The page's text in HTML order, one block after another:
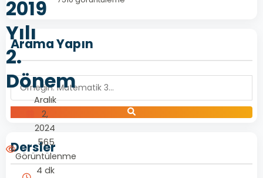
2019
Yılı
2.
Dönem
Aralık
2,
2024
565
Görüntülenme
4 dk
Arama Yapın
Dersler